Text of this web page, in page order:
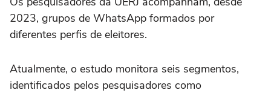
2023, grupos de WhatsApp formados por
diferentes perfis de eleitores.
Atualmente, o estudo monitora seis segmentos,
identificados pelos pesquisadores como